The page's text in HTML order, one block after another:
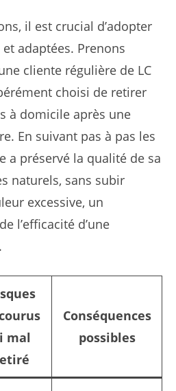
il est crucial d’adopter
adaptées. Prenons
cliente régulière de LC
choisi de retirer
à domicile après une
En suivant pas à pas les
a préservé la qualité de sa
naturels, sans subir
excessive, un
l’efficacité d’une
mal
Conséquences
possibles